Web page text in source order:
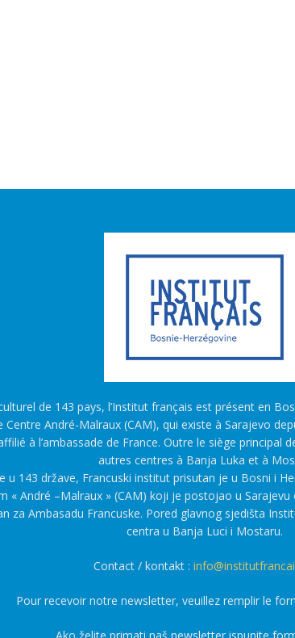
de 143 pays, l’Institut français est présent en
Centre André-Malraux (CAM), qui existe à Sarajevo
à l’ambassade de France. Outre le siège principal
autres centres à Banja Luka et à
u 143 države, Francuski institut prisutan je u Bosni i
« André –Malraux » (CAM) koji je postojao u
za Ambasadu Francuske. Pored glavnog sjedišta
centra u Banja Luci i Mostaru.
Contact / kontakt :
Pour recevoir notre newsletter, veuillez remplir le
Ako želite primati naš newsletter ispunite